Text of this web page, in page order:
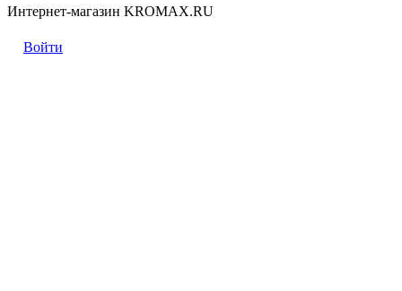
Интернет-магазин KROMAX.RU
Войти